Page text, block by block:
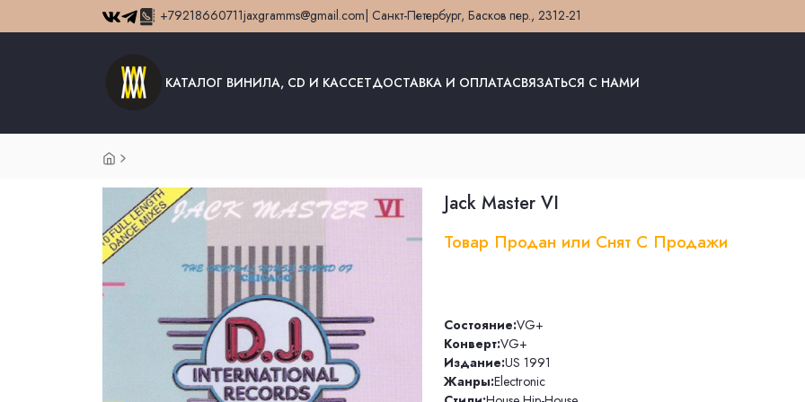
+79218660711jaxgramms@gmail.com | Санкт-Петербург, Басков пер., 2312-21
КАТАЛОГ ВИНИЛА, CD И КАССЕТДОСТАВКА И ОПЛАТАСВЯЗАТЬСЯ С НАМИ
Jack Master VI
Товар Продан или Снят С Продажи
Состояние:VG+
Конверт:VG+
Издание:US 1991
Жанры:Electronic